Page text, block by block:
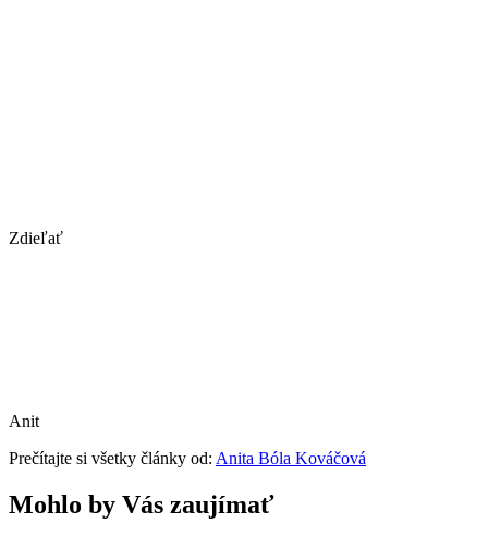
Zdieľať
Anit
Prečítajte si všetky články od: Anita Bóla Kováčová
Mohlo by Vás zaujímať